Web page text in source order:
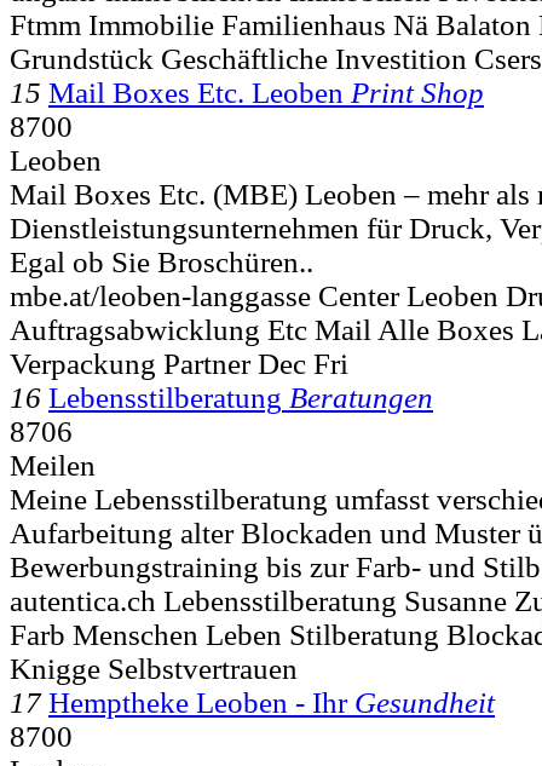
Ftmm Immobilie Familienhaus Nä Balaton
Grundstück Geschäftliche Investition
15 Mail Boxes Etc. Leoben Print Shop
8700
Leoben
Mail Boxes Etc. (MBE) Leoben – mehr als
Dienstleistungsunternehmen für Druck,
Egal ob Sie Broschüren..
mbe.at/leoben-langgasse Center Leoben
Auftragsabwicklung Etc Mail Alle Boxes
Verpackung Partner Dec Fri
16 Lebensstilberatung Beratungen
8706
Meilen
Meine Lebensstilberatung umfasst
Aufarbeitung alter Blockaden und Muster
Bewerbungstraining bis zur Farb- und
autentica.ch Lebensstilberatung Susanne
Farb Menschen Leben Stilberatung
Knigge Selbstvertrauen
17 Hemptheke Leoben - Ihr Gesundheit
8700